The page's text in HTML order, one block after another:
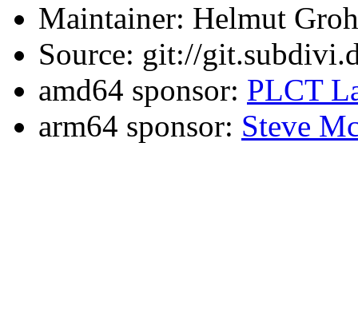
Maintainer: Helmut
Source: git://
amd64 sponsor: PLCT
arm64 sponsor: Steve